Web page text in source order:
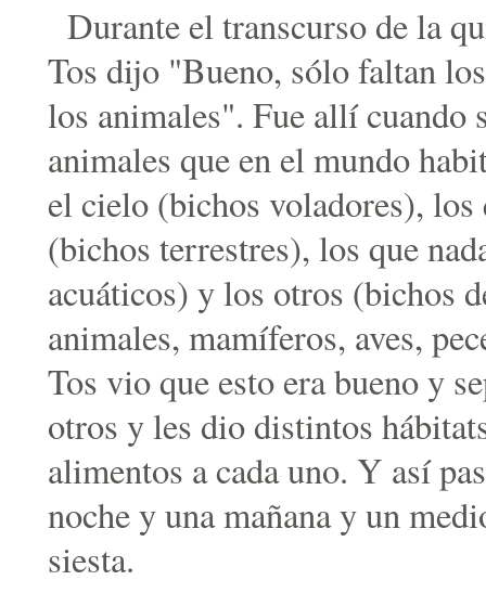
Durante el transcurso de la
Tos dijo "Bueno, sólo faltan
los animales". Fue allí cuando
animales que en el mundo
el cielo (bichos voladores), los
(bichos terrestres), los que
acuáticos) y los otros (bichos
animales, mamíferos, aves,
Tos vio que esto era bueno y
otros y les dio distintos
alimentos a cada uno. Y así
noche y una mañana y un
siesta.